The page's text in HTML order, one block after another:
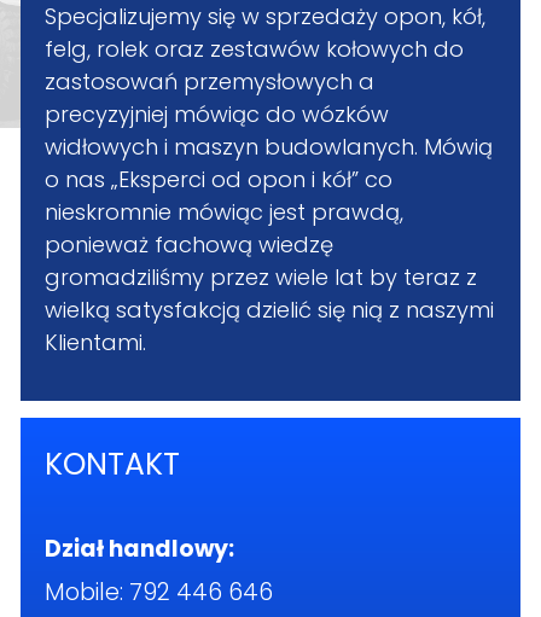
Specjalizujemy się w sprzedaży opon, kół,
felg, rolek oraz zestawów kołowych do
zastosowań przemysłowych a
precyzyjniej mówiąc do wózków
widłowych i maszyn budowlanych. Mówią
o nas „Eksperci od opon i kół” co
nieskromnie mówiąc jest prawdą,
ponieważ fachową wiedzę
gromadziliśmy przez wiele lat by teraz z
wielką satysfakcją dzielić się nią z naszymi
Klientami.
KONTAKT
Dział handlowy:
Mobile: 792 446 646